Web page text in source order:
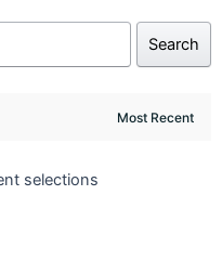
Search
selections